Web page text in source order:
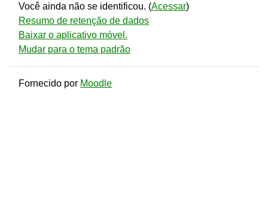
Você ainda não se identificou. (Acessar)
Resumo de retenção de dados
Baixar o aplicativo móvel.
Mudar para o tema padrão
Fornecido por Moodle